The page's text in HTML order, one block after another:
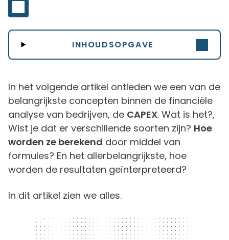
INHOUDSOPGAVE
In het volgende artikel ontleden we een van de
belangrijkste concepten binnen de financiële
analyse van bedrijven, de CAPEX. Wat is het?,
Wist je dat er verschillende soorten zijn? Hoe
worden ze berekend door middel van
formules? En het allerbelangrijkste, hoe
worden de resultaten geïnterpreteerd?
In dit artikel zien we alles.
320 x 50